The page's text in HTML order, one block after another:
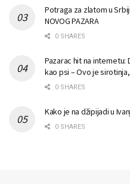
Potraga za zlatom u Srbiji
NOVOG PAZARA
0 SHARES
Pazarac hit na internetu:
kao psi – Ovo je
0 SHARES
Kako je na džipijadi u
0 SHARES